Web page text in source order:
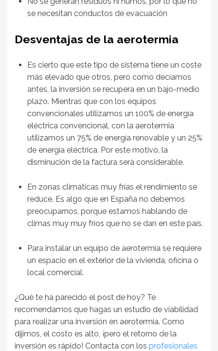
se necesitan conductos de evacuación
Desventajas de la aerotermia
Es cierto que este tipo de sistema tiene un coste
más elevado que otros, pero como decíamos
antes, la inversión se recupera en un bajo-medio
plazo. Mientras que con los equipos
convencionales utilizamos un 100% de energía
eléctrica convencional, con la aerotermia
utilizamos un 75% de energía renovable y un 25%
de energía eléctrica. Por este motivo, la
disminución de la factura será considerable.
En zonas climáticas muy frías el rendimiento se
reduce. Es algo que en España no debemos
preocuparnos, porque estamos hablando de
climas muy muy fríos que no se dan en este país.
Para instalar un equipo de aerotermia se requiere
un espacio en el exterior de la vivienda, oficina o
local comercial.
¿Qué te ha parecido el post de hoy? Te
recomendamos que hagas un estudio de viabilidad
para realizar una inversión en aerotermia. Como
dijimos, el costo es alto, ¡pero el retorno de la
inversión es rápido! Contacta con los profesionales